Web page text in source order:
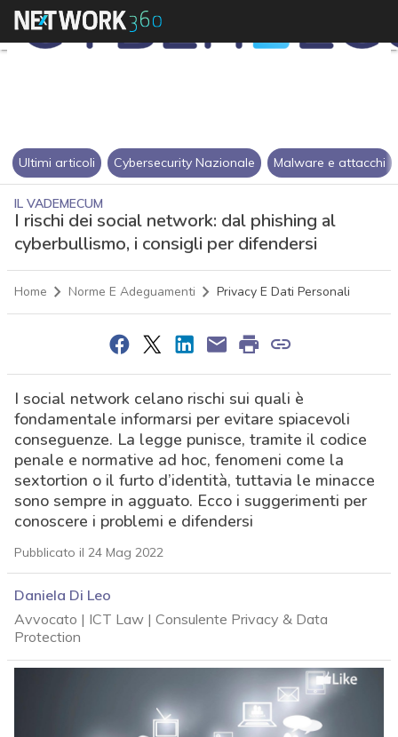
Ultimi articoli Cybersecurity Nazionale Malware e attacchi
IL VADEMECUM
I rischi dei social network: dal phishing al
cyberbullismo, i consigli per difendersi
Home Norme E Adeguamenti Privacy E Dati Personali
I social network celano rischi sui quali è
fondamentale informarsi per evitare spiacevoli
conseguenze. La legge punisce, tramite il codice
penale e normative ad hoc, fenomeni come la
sextortion o il furto d’identità, tuttavia le minacce
sono sempre in agguato. Ecco i suggerimenti per
conoscere i problemi e difendersi
Pubblicato il 24 Mag 2022
Daniela Di Leo
Avvocato | ICT Law | Consulente Privacy & Data
Protection